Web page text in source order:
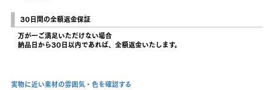
30日間の全額返金保証
万が一ご満足いただけない場合
納品日から30日以内であれば、全額返金いたします。
実物に近い素材の雰囲気・色を確認する